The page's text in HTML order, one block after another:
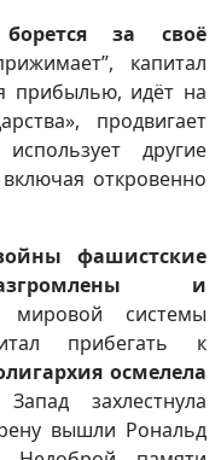
за своё
капитал
прибылью, идёт на
продвигает
другие
откровенно
фашистские
и
мировой системы
прибегать к
осмелела
Запад захлестнула
вышли Рональд